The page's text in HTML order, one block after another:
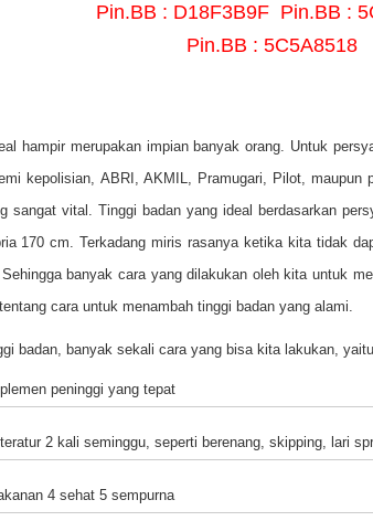
Pin.BB : D18F3B9F Pin.BB :
Pin.BB : 5C5A8518
hampir merupakan impian banyak orang. Untuk
kepolisian, ABRI, AKMIL, Pramugari, Pilot, maupun
sangat vital. Tinggi badan yang ideal berdasarkan
170 cm. Terkadang miris rasanya ketika kita tidak
banyak cara yang dilakukan oleh kita untuk
cara untuk menambah tinggi badan yang alami.
badan, banyak sekali cara yang bisa kita lakukan,
peninggi yang tepat
2 kali seminggu, seperti berenang, skipping, lari
4 sehat 5 sempurna